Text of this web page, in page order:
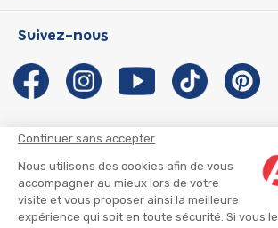
Continuer sans accepter
Nous utilisons des cookies afin de vous
accompagner au mieux lors de votre
visite et vous proposer ainsi la meilleure
expérience qui soit en toute sécurité. Si vous
Les Influenceuses
Migali
Petite Taupe
Notre histoire
Auzou s'engage
Auteurs et illustrateurs Auzou
Suivre mon colis
Infos consommateur
Suivez-nous
CGU
CGV